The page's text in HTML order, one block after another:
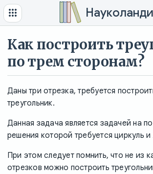
Как построить
по трем сторонам?
Даны три отрезка, требуется
треугольник.
Данная задача является задачей на
решения которой требуется циркуль и
При этом следует помнить, что не из
отрезков можно построить